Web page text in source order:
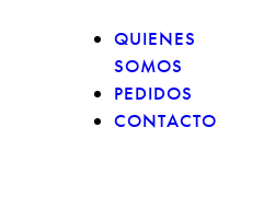
QUIENES
SOMOS
PEDIDOS
CONTACTO